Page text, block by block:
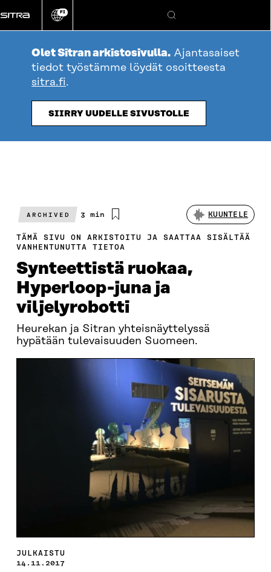
suoraan
sisältöön
Vaihda
kieli
FI
Hae
Olet Sitran arkistosivulla. Ajantasaiset
tiedot työstämme löydät osoitteesta
sitra.fi.
SIIRRY UUDELLE SIVUSTOLLE
ARCHIVED
Arvioitu
3 min KUUNTELE
TÄMÄ SIVU ON ARKISTOITU JA SAATTAA SISÄLTÄÄ
VANHENTUNUTTA TIETOA
Synteettistä ruokaa,
Hyperloop-juna ja
viljelyrobotti
Heurekan ja Sitran yhteisnäyttelyssä
hypätään tulevaisuuden Suomeen.
JULKAISTU
14.11.2017